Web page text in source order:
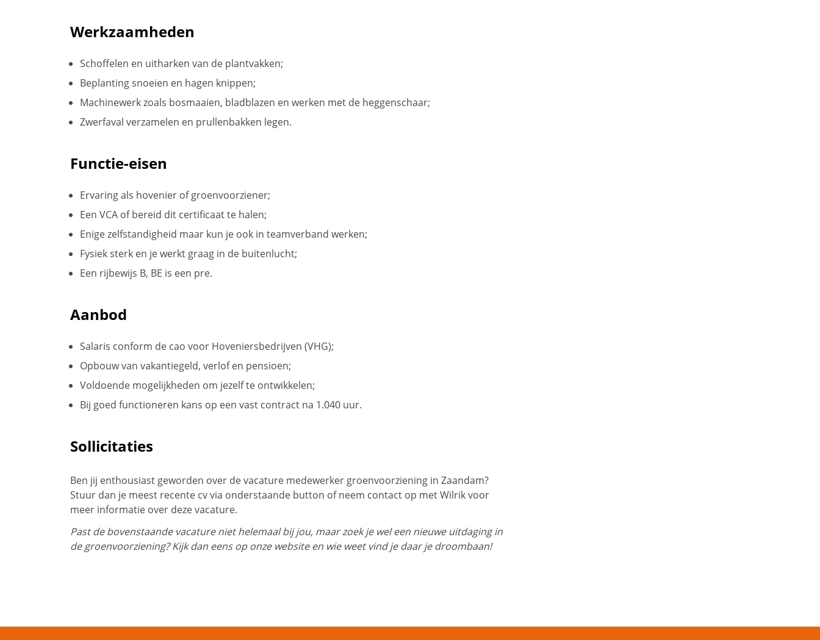
Werkzaamheden
Schoffelen en uitharken van de plantvakken;
Beplanting snoeien en hagen knippen;
Machinewerk zoals bosmaaien, bladblazen en werken met de heggenschaar;
Zwerfaval verzamelen en prullenbakken legen.
Functie-eisen
Ervaring als hovenier of groenvoorziener;
Een VCA of bereid dit certificaat te halen;
Enige zelfstandigheid maar kun je ook in teamverband werken;
Fysiek sterk en je werkt graag in de buitenlucht;
Een rijbewijs B, BE is een pre.
Aanbod
Salaris conform de cao voor Hoveniersbedrijven (VHG);
Opbouw van vakantiegeld, verlof en pensioen;
Voldoende mogelijkheden om jezelf te ontwikkelen;
Bij goed functioneren kans op een vast contract na 1.040 uur.
Sollicitaties
Ben jij enthousiast geworden over de vacature medewerker groenvoorziening in Zaandam?
Stuur dan je meest recente cv via onderstaande button of neem contact op met Wilrik voor
meer informatie over deze vacature.
Past de bovenstaande vacature niet helemaal bij jou, maar zoek je wel een nieuwe uitdaging in
de groenvoorziening? Kijk dan eens op onze website en wie weet vind je daar je droombaan!